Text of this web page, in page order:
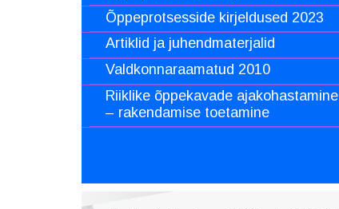
Õppeprotsesside kirjeldused 2023
Artiklid ja juhendmaterjalid
Valdkonnaraamatud 2010
Riiklike õppekavade ajakohastamine
– rakendamise toetamine